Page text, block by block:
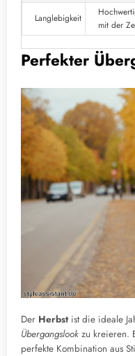
Langlebigkeit
mit der
Perfekter
Der Herbstist die ideale
Übergangslook zu kreieren.
perfekte Kombination aus